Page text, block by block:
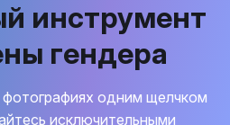
инструмент
гендера
фотографиях одним щелчком
исключительными